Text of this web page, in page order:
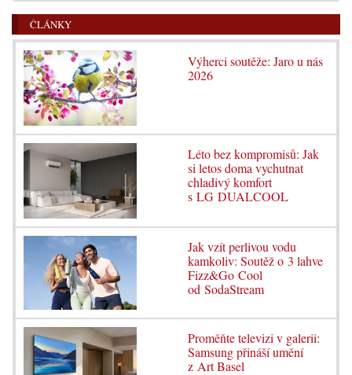
ČLÁNKY
Výherci soutěže: Jaro u nás
2026
Léto bez kompromisů: Jak
si letos doma vychutnat
chladivý komfort
s LG DUALCOOL
Jak vzít perlivou vodu
kamkoliv: Soutěž o 3 lahve
Fizz&Go Cool
od SodaStream
Proměňte televizi v galerii:
Samsung přináší umění
z Art Basel